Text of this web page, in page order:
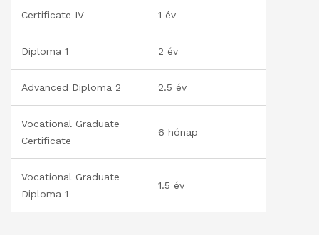
Certificate IV 1 év
Diploma 1 2 év
Advanced Diploma 2 2.5 év
Vocational Graduate
Certificate
6 hónap
Vocational Graduate
Diploma 1
1.5 év